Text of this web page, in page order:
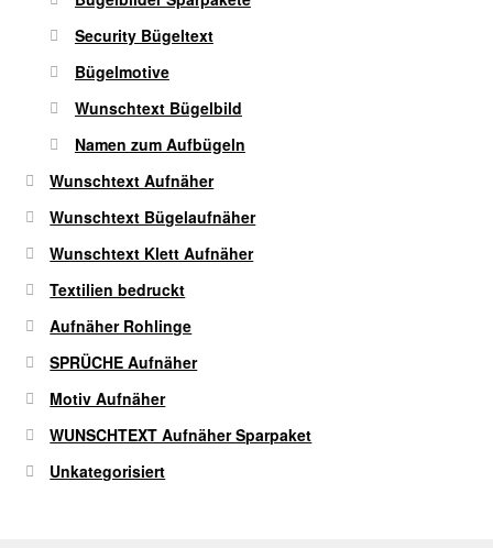
Security Bügeltext
Bügelmotive
Wunschtext Bügelbild
Namen zum Aufbügeln
Wunschtext Aufnäher
Wunschtext Bügelaufnäher
Wunschtext Klett Aufnäher
Textilien bedruckt
Aufnäher Rohlinge
SPRÜCHE Aufnäher
Motiv Aufnäher
WUNSCHTEXT Aufnäher Sparpaket
Unkategorisiert